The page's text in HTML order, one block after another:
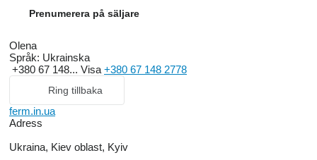
Prenumerera på säljare
Olena
Språk: Ukrainska
+380 67 148... Visa +380 67 148 2778
Ring tillbaka
ferm.in.ua
Adress
Ukraina, Kiev oblast, Kyiv